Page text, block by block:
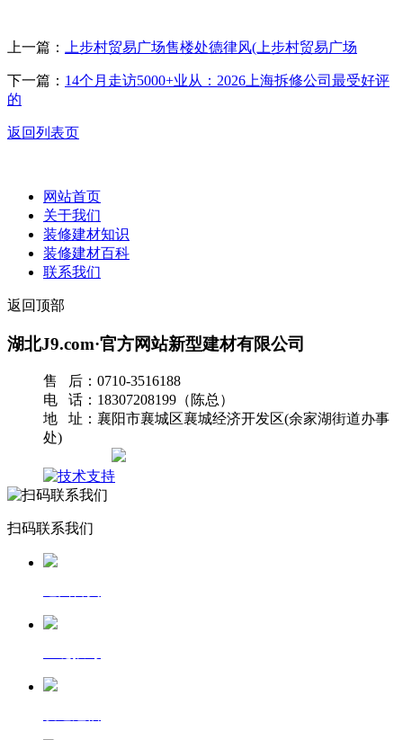
上一篇： 上步村贸易广场售楼处德律风(上步村贸易广场
下一篇： 14个月走访5000+业从：2026上海拆修公司最受好评
的
返回列表页
网站首页
关于我们
装修建材知识
装修建材百科
联系我们
返回顶部
湖北J9.com·官方网站新型建材有限公司
售 后：0710-3516188
电 话：18307208199（陈总）
地 址：襄阳市襄城区襄城经济开发区(余家湖街道办事
处)
扫码联系我们